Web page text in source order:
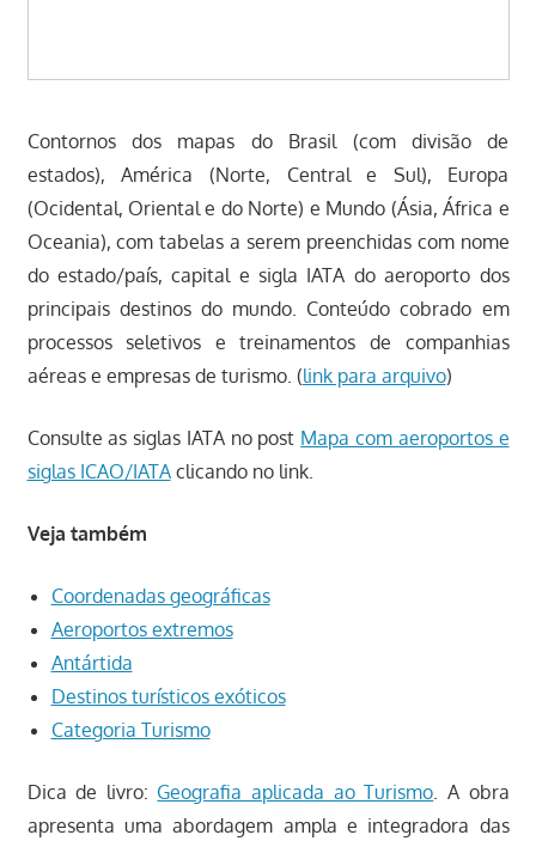
Contornos dos mapas do Brasil (com divisão de
estados), América (Norte, Central e Sul), Europa
(Ocidental, Oriental e do Norte) e Mundo (Ásia, África e
Oceania), com tabelas a serem preenchidas com nome
do estado/país, capital e sigla IATA do aeroporto dos
principais destinos do mundo. Conteúdo cobrado em
processos seletivos e treinamentos de companhias
aéreas e empresas de turismo. (link para arquivo)
Consulte as siglas IATA no post Mapa com aeroportos e
siglas ICAO/IATAclicando no link.
Veja também
Coordenadas geográficas
Aeroportos extremos
Antártida
Destinos turísticos exóticos
Categoria Turismo
Dica de livro: Geografia aplicada ao Turismo. A obra
apresenta uma abordagem ampla e integradora das